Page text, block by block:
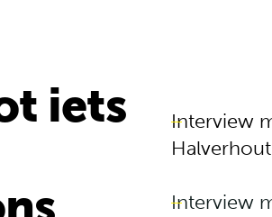
iets
Interview
Interview